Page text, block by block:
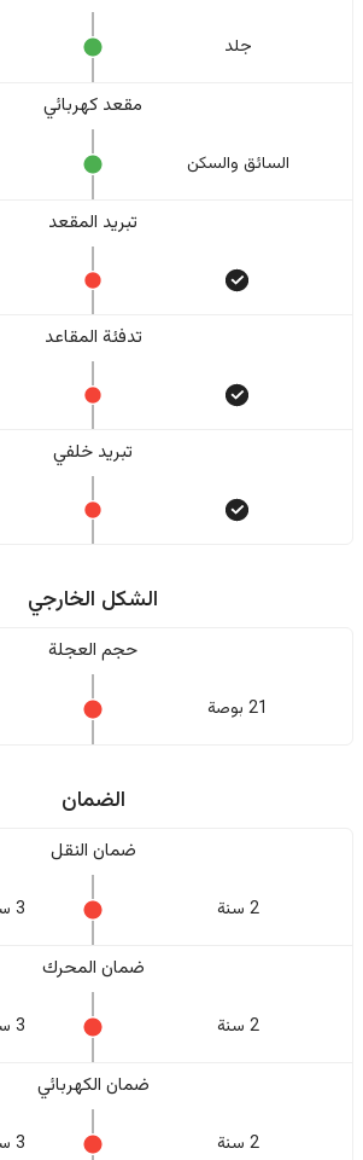
جلد
مقعد كهربائي
السائق والسکن
تبريد المقعد
تدفئة المقاعد
تبريد خلفي
الشكل الخارجي
حجم العجلة
21 بوصة
الضمان
ضمان النقل
2 سنة 3 سنوات/100,000 كم
ضمان المحرك
2 سنة 3 سنوات/100,000 كم
ضمان الكهربائي
2 سنة 3 سنوات/100,000 كم